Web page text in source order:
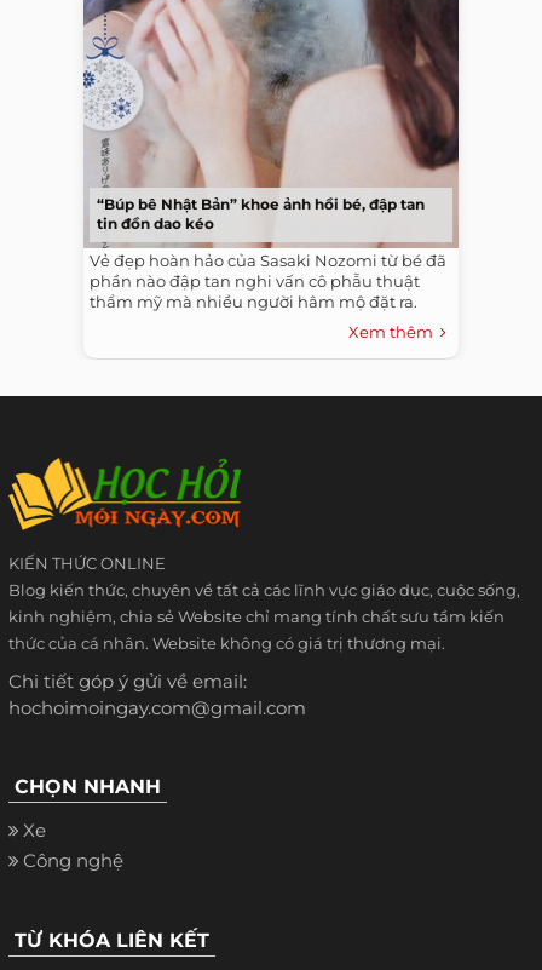
“Búp bê Nhật Bản” khoe ảnh hồi bé, đập tan
tin đồn dao kéo
Vẻ đẹp hoàn hảo của Sasaki Nozomi từ bé đã
phần nào đập tan nghi vấn cô phẫu thuật
thẩm mỹ mà nhiều người hâm mộ đặt ra.
Xem thêm
KIẾN THỨC ONLINE
Blog kiến thức, chuyên về tất cả các lĩnh vực giáo dục, cuộc sống,
kinh nghiệm, chia sẻ Website chỉ mang tính chất sưu tầm kiến
thức của cá nhân. Website không có giá trị thương mại.
Chi tiết góp ý gửi về email:
hochoimoingay.com@gmail.com
CHỌN NHANH
Xe
Công nghệ
TỪ KHÓA LIÊN KẾT